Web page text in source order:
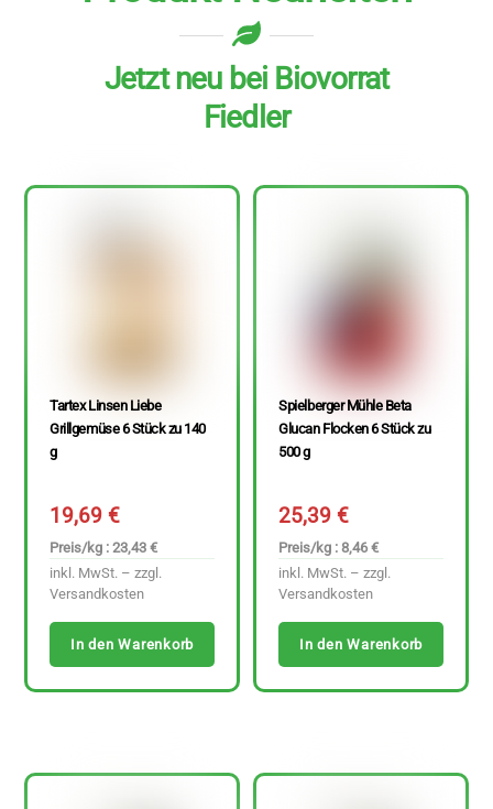
Jetzt neu bei Biovorrat
Fiedler
Tartex Linsen Liebe
Grillgemüse 6 Stück zu 140
g
19,69€
Preis/kg : 23,43 €
inkl. MwSt. – zzgl.
Versandkosten
In den Warenkorb
Spielberger Mühle Beta
Glucan Flocken 6 Stück zu
500 g
25,39€
Preis/kg : 8,46 €
inkl. MwSt. – zzgl.
Versandkosten
In den Warenkorb